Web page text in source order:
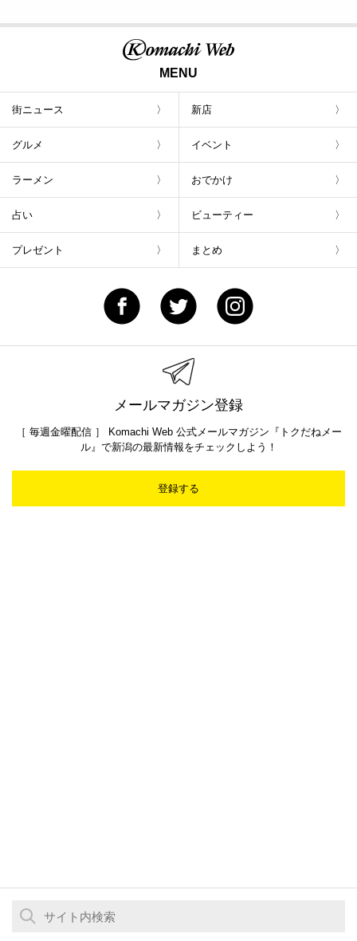
MENU
街ニュース 新店
グルメ イベント
ラーメン おでかけ
占い ビューティー
プレゼント まとめ
メールマガジン登録
［ 毎週金曜配信 ］ Komachi Web 公式メールマガジン『トクだねメー
ル』で新潟の最新情報をチェックしよう！
登録する